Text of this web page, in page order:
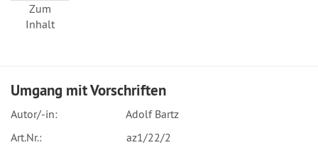
Zum
Inhalt
Umgang mit Vorschriften
Autor/-in:
Adolf Bartz
Art.Nr.:
az1/22/2